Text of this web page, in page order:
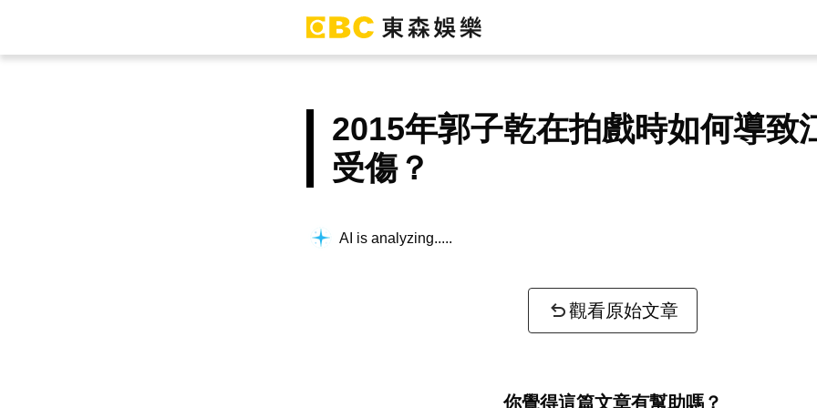
2015年郭子乾在拍戲時如何導致
受傷？
AI is analyzing...
觀看原始文章
你覺得這篇文章有幫助嗎？